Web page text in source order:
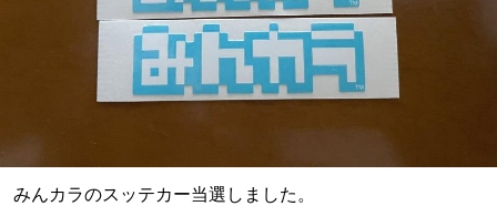
みんカラのスッテカー当選しました。